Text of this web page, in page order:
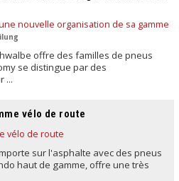
offre des familles de pneus
se distingue par des
...
vélo de route
sur l'asphalte avec des pneus
haut de gamme, offre une très